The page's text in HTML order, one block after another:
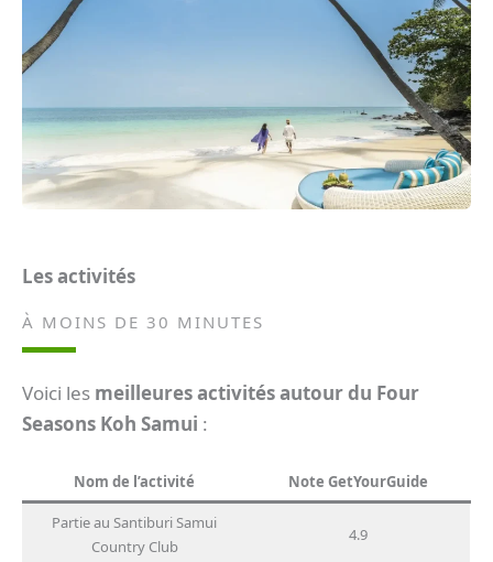
Les activités
À MOINS DE 30 MINUTES
Voici les meilleures activités autour du Four
Seasons Koh Samui :
Nom de l’activité Note GetYourGuide
Partie au Santiburi Samui
Country Club
4.9